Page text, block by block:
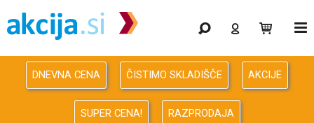
Gaming
Odprodaja
Računalništvo
DNEVNA CENA ČISTIMO SKLADIŠČE AKCIJE
SUPER CENA! RAZPRODAJA